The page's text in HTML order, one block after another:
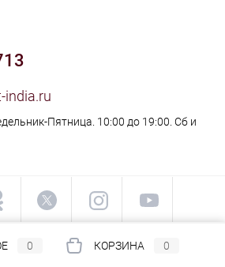
india.ru
Пятница. 10:00 до 19:00. Сб и
0 КОРЗИНА 0